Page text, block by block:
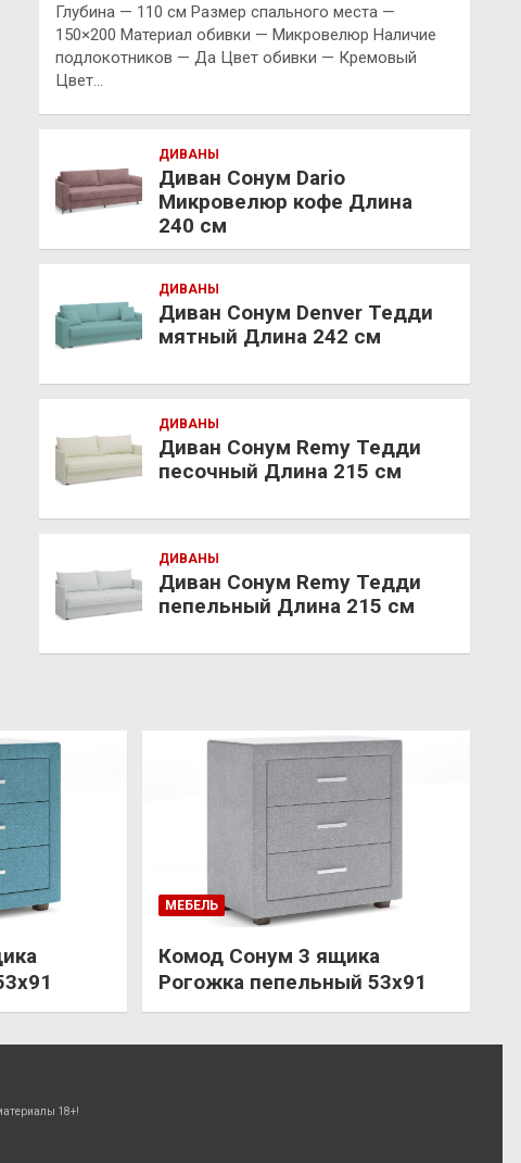
Глубина — 110 см Размер спального места —
150×200 Материал обивки — Микровелюр Наличие
подлокотников — Да Цвет обивки — Кремовый
Цвет…
ДИВАНЫ
Диван Сонум Dario
Микровелюр кофе Длина
240 см
ДИВАНЫ
Диван Сонум Denver Тедди
мятный Длина 242 см
ДИВАНЫ
Диван Сонум Remy Тедди
песочный Длина 215 см
ДИВАНЫ
Диван Сонум Remy Тедди
пепельный Длина 215 см
МЕБЕЛЬ
Комод Сонум 3 ящика
Рогожка пепельный 53х91
18+!